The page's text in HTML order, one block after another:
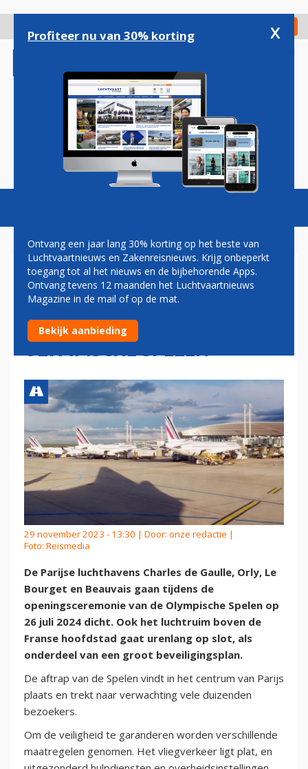
gaan
Check in
Magazine Podcasts Vacatures
LUCHTHAVENS PARIJS DICHT
TIJDENS
OPENINGSCEREMONIE
OLYMPISCHE SPELEN
29 november 2023 - 13:30 | Door: onze redactie |
Foto: Reismedia
De Parijse luchthavens Charles de Gaulle, Orly, Le
Bourget en Beauvais gaan tijdens de
openingsceremonie van de Olympische Spelen op
26 juli 2024 dicht. Ook het luchtruim boven de
Franse hoofdstad gaat urenlang op slot, als
onderdeel van een groot beveiligingsplan.
De aftrap van de Spelen vindt in het centrum van Parijs
plaats en trekt naar verwachting vele duizenden
bezoekers.
Om de veiligheid te garanderen worden verschillende
maatregelen genomen. Het vliegverkeer ligt plat, en
Profiteer nu van 30% korting x
Ontvang een jaar lang 30% korting op het beste van
Luchtvaartnieuws en Zakenreisnieuws. Krijg onbeperkt
toegang tot al het nieuws en de bijbehorende Apps.
Ontvang tevens 12 maanden het Luchtvaartnieuws
Magazine in de mail of op de mat.
Bekijk aanbieding